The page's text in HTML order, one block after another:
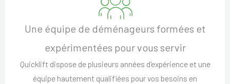
Une équipe de déménageurs formées et
expérimentées pour vous servir
Quicklift dispose de plusieurs années d'expérience et une
équipe hautement qualifiées pour vos besoins en